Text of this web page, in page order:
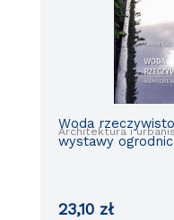
Architektura i
Woda
wystawy
23,10 zł